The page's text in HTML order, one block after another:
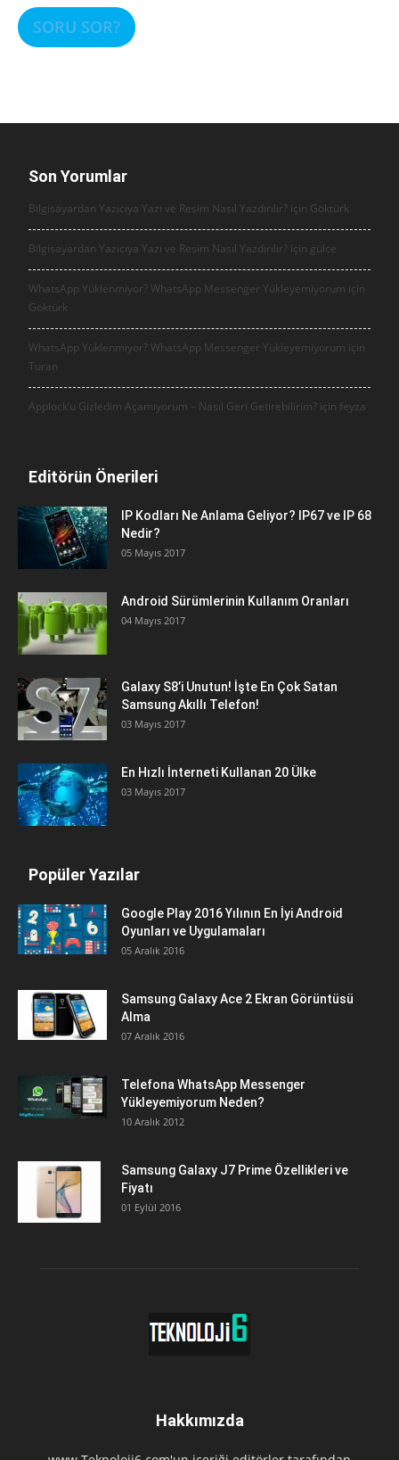
SORU SOR?
Son Yorumlar
Bilgisayardan Yazıcıya Yazı ve Resim Nasıl Yazdırılır? için Göktürk
Bilgisayardan Yazıcıya Yazı ve Resim Nasıl Yazdırılır? için gülce
WhatsApp Yüklenmiyor? WhatsApp Messenger Yükleyemiyorum için
Göktürk
WhatsApp Yüklenmiyor? WhatsApp Messenger Yükleyemiyorum için
Turan
Applock’u Gizledim Açamıyorum – Nasıl Geri Getirebilirim? için feyza
Editörün Önerileri
IP Kodları Ne Anlama Geliyor? IP67 ve IP 68
Nedir?
05 Mayıs 2017
Android Sürümlerinin Kullanım Oranları
04 Mayıs 2017
Galaxy S8’i Unutun! İşte En Çok Satan
Samsung Akıllı Telefon!
03 Mayıs 2017
En Hızlı İnterneti Kullanan 20 Ülke
03 Mayıs 2017
Popüler Yazılar
Google Play 2016 Yılının En İyi Android
Oyunları ve Uygulamaları
05 Aralık 2016
Samsung Galaxy Ace 2 Ekran Görüntüsü
Alma
07 Aralık 2016
Telefona WhatsApp Messenger
Yükleyemiyorum Neden?
10 Aralık 2012
Samsung Galaxy J7 Prime Özellikleri ve
Fiyatı
01 Eylül 2016
Hakkımızda